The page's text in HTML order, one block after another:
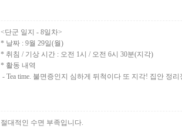
<단군 일지 - 8일차>
* 날짜 : 9월 29일(월)
* 취침 / 기상 시간 : 오전 1시 / 오전 6시 30분(지각)
* 활동 내역
- Tea time. 불면증인지 심하게 뒤척이다 또 지각! 집안 정리
절대적인 수면 부족입니다.